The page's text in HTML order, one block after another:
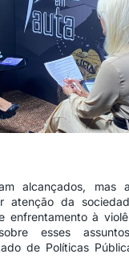
alcançados, mas
atenção da
enfrentamento à
esses
de Políticas